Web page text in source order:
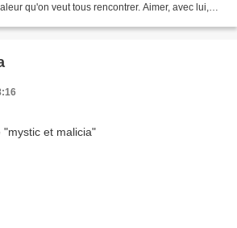
qu'on veut tous rencontrer. Aimer, avec lui,